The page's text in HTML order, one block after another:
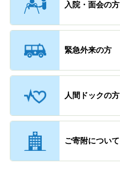
入院・面会の方
緊急外来の方
人間ドックの方
ご寄附について